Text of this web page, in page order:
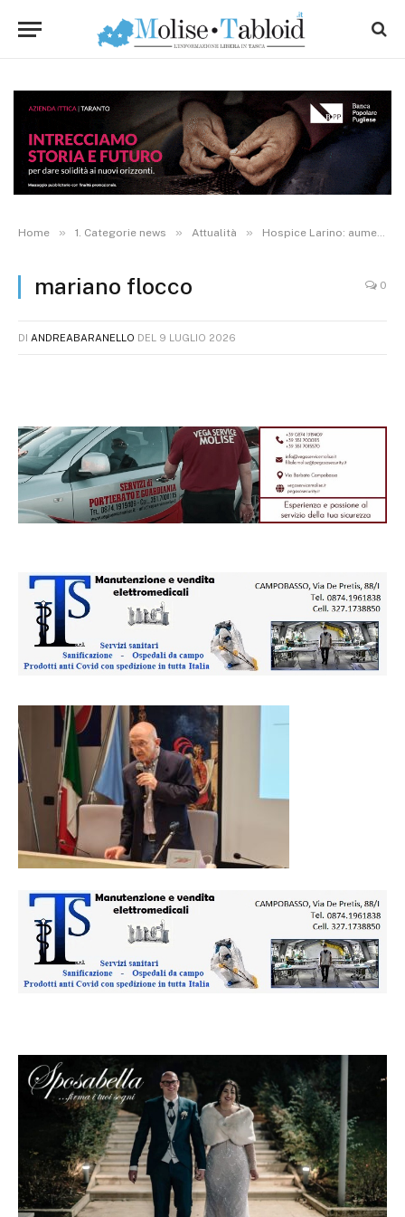
Home » 1. Categorie news » Attualità » Hospice Larino: aumentano domande di accesso. Il report: risposta celere ed elevata qualità delle prestazioni
mariano flocco 0
DI ANDREABARANELLO DEL 9 LUGLIO 2026